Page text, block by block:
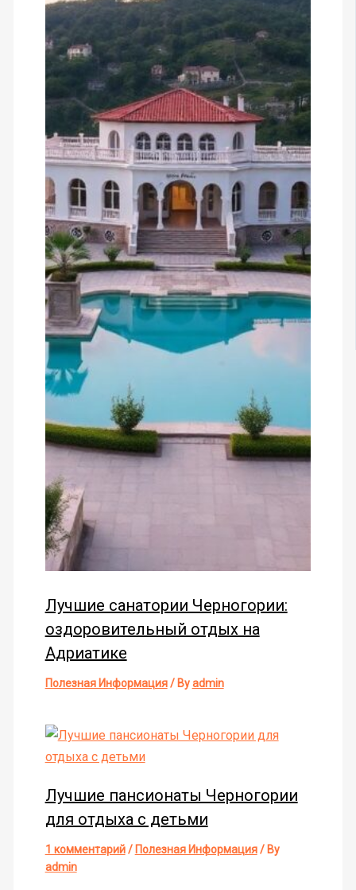
Лучшие санатории Черногории:
оздоровительный отдых на
Адриатике
Полезная Информация/ Byadmin
Лучшие пансионаты Черногории
для отдыха с детьми
1 комментарий / Полезная Информация/ By
admin